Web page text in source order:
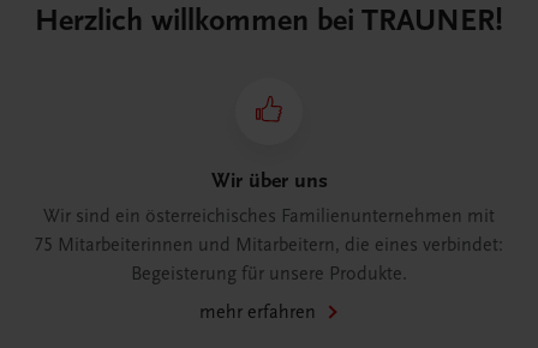
Herzlich willkommen bei TRAUNER!
Wir über uns
Wir sind ein österreichisches Familienunternehmen mit
75 Mitarbeiterinnen und Mitarbeitern, die eines verbindet:
Begeisterung für unsere Produkte.
mehr erfahren